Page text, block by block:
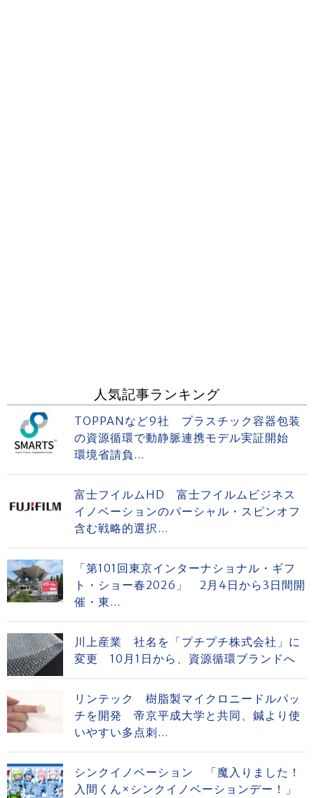
人気記事ランキング
TOPPANなど9社 プラスチック容器包装
の資源循環で動静脈連携モデル実証開始
環境省請負...
富士フイルムHD 富士フイルムビジネス
イノベーションのパーシャル・スピンオフ
含む戦略的選択...
「第101回東京インターナショナル・ギフ
ト・ショー春2026」 2月4日から3日間開
催・東...
川上産業 社名を「プチプチ株式会社」に
変更 10月1日から、資源循環ブランドへ
リンテック 樹脂製マイクロニードルパッ
チを開発 帝京平成大学と共同、鍼より使
いやすい多点刺...
シンクイノベーション 「魔入りました！
入間くん×シンクイノベーションデー！」